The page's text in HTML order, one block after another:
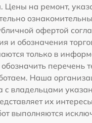
Цены на ремонт,
офертой
и обозначения
только в
перечень
Наша
владельцами
их
выполняются